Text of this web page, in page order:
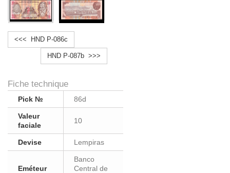
<<< HND P-086c
HND P-087b >>>
Fiche technique
Pick № 86d
Valeur
faciale
10
Devise Lempiras
Eméteur
Banco
Central de